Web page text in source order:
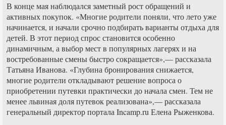
В конце мая наблюдался заметный рост обращений и
активных покупок. «Многие родители поняли, что лето уже
начинается, и начали срочно подбирать варианты отдыха для
детей. В этот период спрос становится особенно
динамичным, а выбор мест в популярных лагерях и на
востребованные смены быстро сокращается»,— рассказала
Татьяна Иванова. «Глубина бронирования снижается,
многие родители откладывают решение вопроса о
приобретении путевки практически до начала смен. Тем не
менее львиная доля путевок реализована»,— рассказала
генеральный директор портала Incamp.ru Елена Рыженкова.